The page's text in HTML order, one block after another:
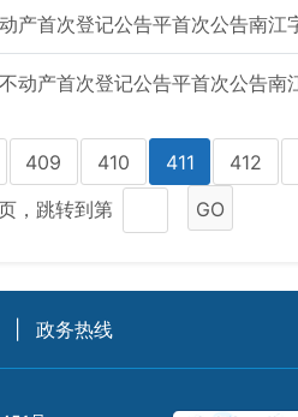
产首次登记公告平首次公告南江
动产首次登记公告平首次公告南
409 410 411 412
，跳转到第 GO
政务热线